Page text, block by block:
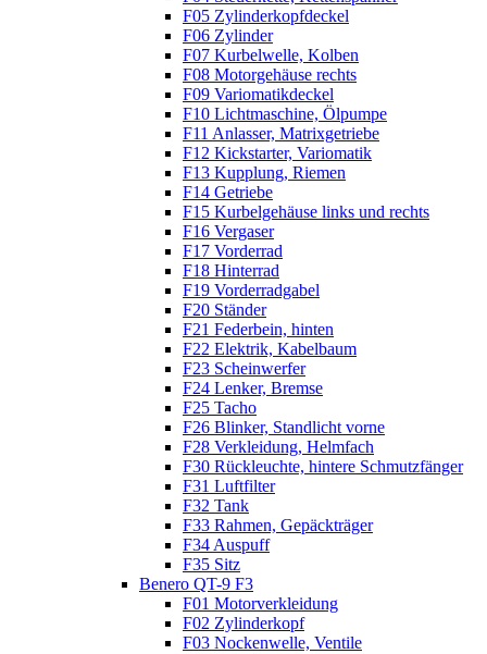
F05 Zylinderkopfdeckel
F06 Zylinder
F07 Kurbelwelle, Kolben
F08 Motorgehäuse rechts
F09 Variomatikdeckel
F10 Lichtmaschine, Ölpumpe
F11 Anlasser, Matrixgetriebe
F12 Kickstarter, Variomatik
F13 Kupplung, Riemen
F14 Getriebe
F15 Kurbelgehäuse links und rechts
F16 Vergaser
F17 Vorderrad
F18 Hinterrad
F19 Vorderradgabel
F20 Ständer
F21 Federbein, hinten
F22 Elektrik, Kabelbaum
F23 Scheinwerfer
F24 Lenker, Bremse
F25 Tacho
F26 Blinker, Standlicht vorne
F28 Verkleidung, Helmfach
F30 Rückleuchte, hintere Schmutzfänger
F31 Luftfilter
F32 Tank
F33 Rahmen, Gepäckträger
F34 Auspuff
F35 Sitz
Benero QT-9 F3
F01 Motorverkleidung
F02 Zylinderkopf
F03 Nockenwelle, Ventile